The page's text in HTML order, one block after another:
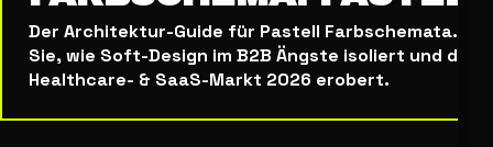
Der Architektur-Guide für Pastell Farbschemata.
Sie, wie Soft-Design im B2B Ängste isoliert und den
Healthcare- & SaaS-Markt 2026 erobert.